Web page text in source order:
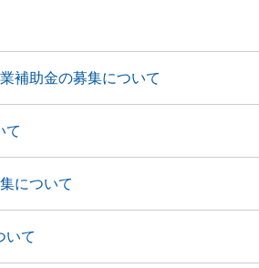
補助金の募集について
て
について
いて